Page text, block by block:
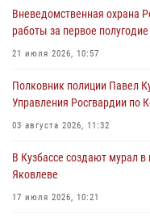
Росгвардейцы задержали
ножевого ранения
06 августа 2026, 09:18
Росгвардейцы задержали
горожанки
06 августа 2026, 08:17
Росгвардейцы пресекли
новокузнечанку от
06 августа 2026, 07:16
Вневедомственная охрана
работы за первое полугодие
21 июля 2026, 10:57
Полковник полиции Павел
Управления Росгвардии по
03 августа 2026, 11:32
В Кузбассе создают мурал
Яковлеве
17 июля 2026, 10:21